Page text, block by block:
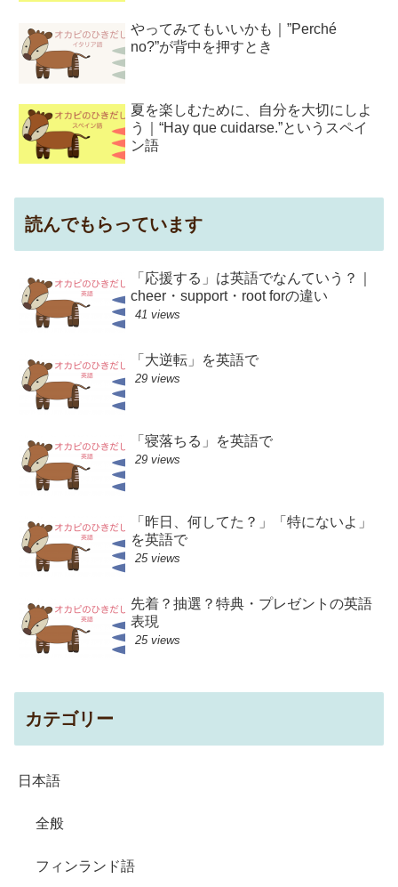
やってみてもいいかも｜”Perché
no?”が背中を押すとき
夏を楽しむために、自分を大切にしよ
う｜“Hay que cuidarse.”というスペイ
ン語
読んでもらっています
「応援する」は英語でなんていう？｜
cheer・support・root forの違い
41 views
「大逆転」を英語で
29 views
「寝落ちる」を英語で
29 views
「昨日、何してた？」「特にないよ」
を英語で
25 views
先着？抽選？特典・プレゼントの英語
表現
25 views
カテゴリー
日本語
全般
フィンランド語